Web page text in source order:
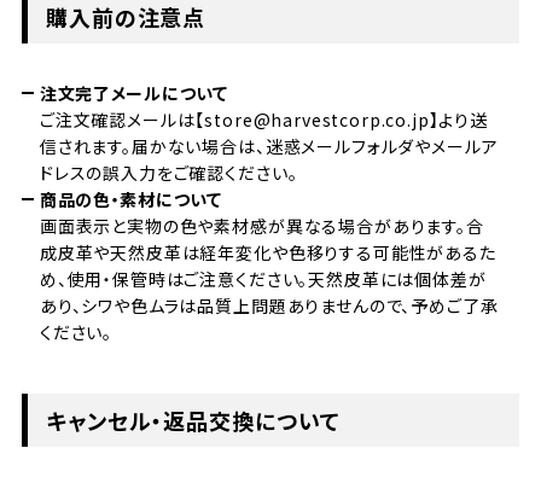
購入前の注意点
注文完了メールについて
ご注文確認メールは【store@harvestcorp.co.jp】より送
信されます。届かない場合は、迷惑メールフォルダやメールア
ドレスの誤入力をご確認ください。
商品の色・素材について
画面表示と実物の色や素材感が異なる場合があります。合
成皮革や天然皮革は経年変化や色移りする可能性があるた
め、使用・保管時はご注意ください。天然皮革には個体差が
あり、シワや色ムラは品質上問題ありませんので、予めご了承
ください。
キャンセル・返品交換について